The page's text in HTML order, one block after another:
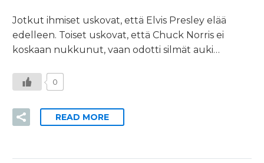
Jotkut ihmiset uskovat, että Elvis Presley elää
edelleen. Toiset uskovat, että Chuck Norris ei
koskaan nukkunut, vaan odotti silmät auki…
0
READ MORE